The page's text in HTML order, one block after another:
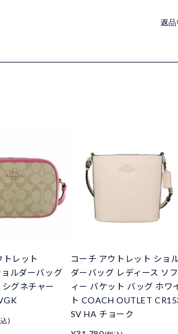
返
トレット
ルダーバッグ
グネチャー
)
コーチ アウトレット ショ
ダーバッグ レディース ソフ
ィー バケット バッグ ホワ
ト COACH OUTLET
SV HA チョーク